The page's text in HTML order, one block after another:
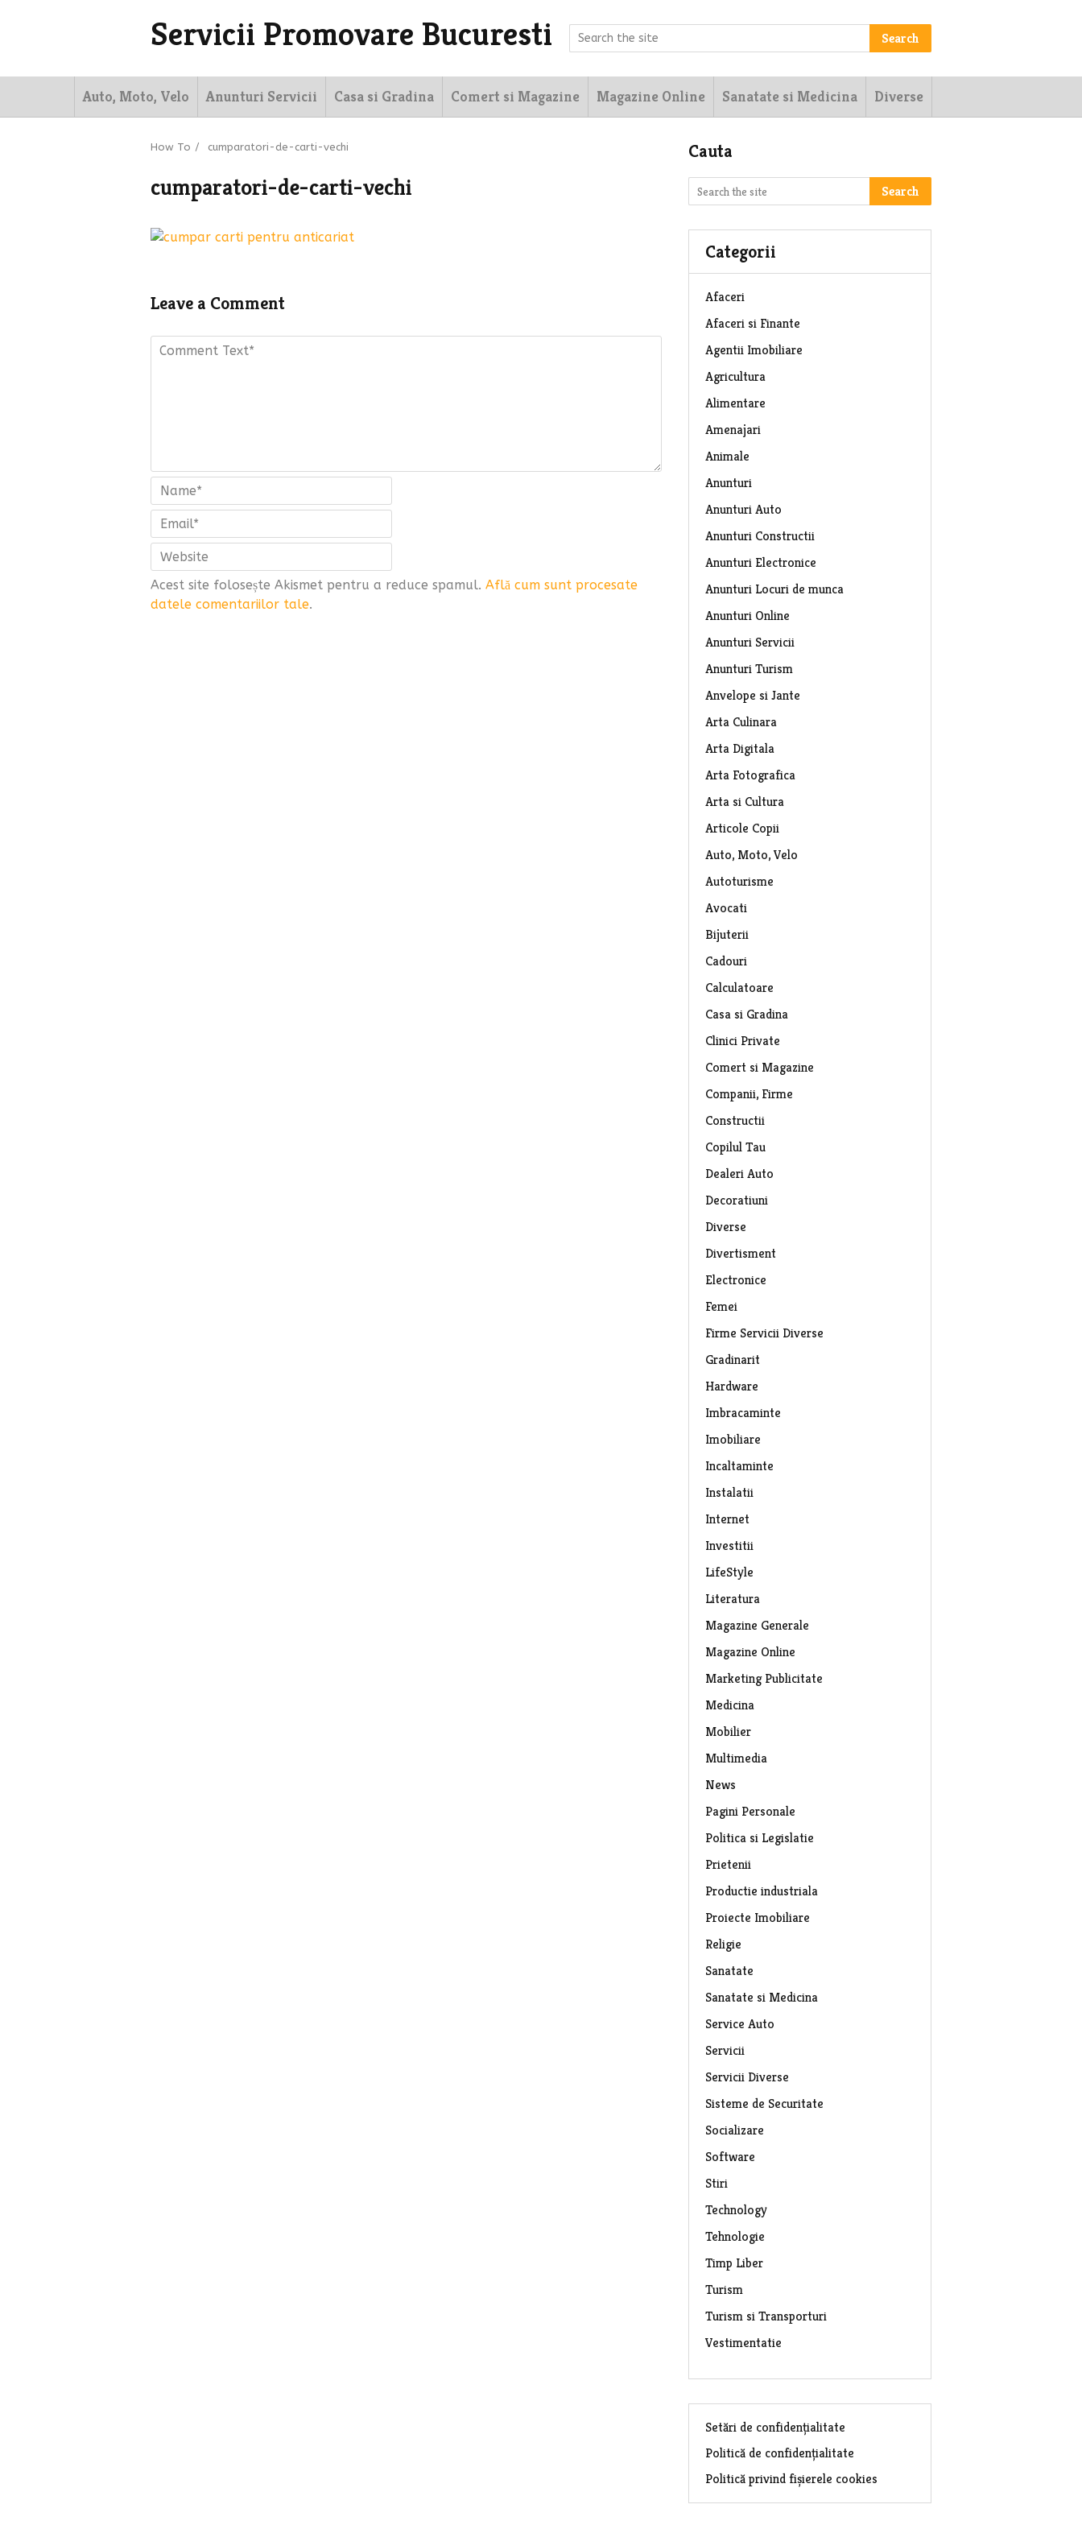
Servicii Promovare Bucuresti Search
Auto, Moto, Velo Anunturi Servicii Casa si Gradina Comert si Magazine Magazine Online Sanatate si Medicina Diverse
How To / cumparatori-de-carti-vechi
cumparatori-de-carti-vechi
Leave a Comment
Acest site folosește Akismet pentru a reduce spamul. Află cum sunt procesate
datele comentariilor tale.
Cauta
Search
Categorii
Afaceri
Afaceri si Finante
Agentii Imobiliare
Agricultura
Alimentare
Amenajari
Animale
Anunturi
Anunturi Auto
Anunturi Constructii
Anunturi Electronice
Anunturi Locuri de munca
Anunturi Online
Anunturi Servicii
Anunturi Turism
Anvelope si Jante
Arta Culinara
Arta Digitala
Arta Fotografica
Arta si Cultura
Articole Copii
Auto, Moto, Velo
Autoturisme
Avocati
Bijuterii
Cadouri
Calculatoare
Casa si Gradina
Clinici Private
Comert si Magazine
Companii, Firme
Constructii
Copilul Tau
Dealeri Auto
Decoratiuni
Diverse
Divertisment
Electronice
Femei
Firme Servicii Diverse
Gradinarit
Hardware
Imbracaminte
Imobiliare
Incaltaminte
Instalatii
Internet
Investitii
LifeStyle
Literatura
Magazine Generale
Magazine Online
Marketing Publicitate
Medicina
Mobilier
Multimedia
News
Pagini Personale
Politica si Legislatie
Prietenii
Productie industriala
Proiecte Imobiliare
Religie
Sanatate
Sanatate si Medicina
Service Auto
Servicii
Servicii Diverse
Sisteme de Securitate
Socializare
Software
Stiri
Technology
Tehnologie
Timp Liber
Turism
Turism si Transporturi
Vestimentatie
Setări de confidențialitate
Politică de confidențialitate
Politică privind fișierele cookies